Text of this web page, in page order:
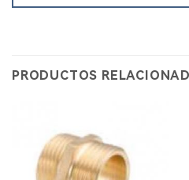
PRODUCTOS